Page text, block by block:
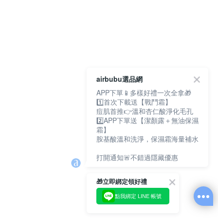
airbubu選品網
APP下單📱多樣好禮一次全拿🎁
1️⃣首次下載送【戰鬥霜】
痘肌首推👉溫和杏仁酸淨化毛孔
2️⃣APP下單送【潔顏露＋無油保濕
霜】
胺基酸溫和洗淨，保濕霜海量補水
打開通知🚨不錯過隱藏優惠
🎁立即綁定領好禮
點我綁定 LINE 帳號